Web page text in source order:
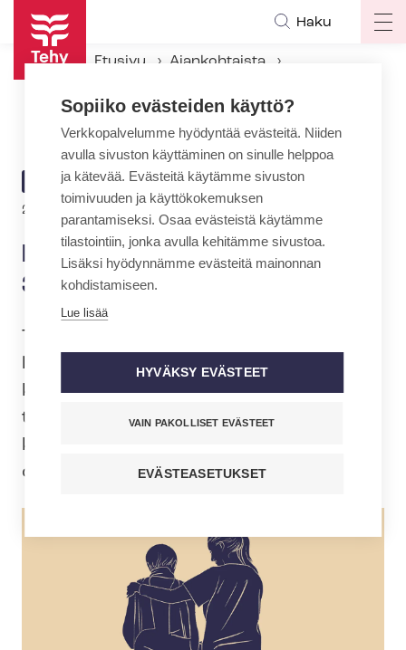
Hyppää
pääsisältöön
Haku
Etusivu
Ajankohtaista
Lä­hi­hoi­ta­ja­kou­lu­tus täyttää 30 vuotta
ARTIKKELIN
KATEGORIA
AJANKOHTAISTA
27.1.2022 | 5:52
Lä­hi­hoi­ta­ja­kou­lu­tus täyttää
30 vuotta
Tänään vietetään kansallista
lähihoitajapäivää. Tänä vuonna tulee
kuluneeksi 30 vuotta lä­hi­hoi­ta­ja­kou­lu­
tuk­sen alkamisesta. Lämpimästi onnea
kaikille lähihoitajille ja lähihoitajaksi
opiskeleville!
Sopiiko evästeiden käyttö?
Verkkopalvelumme hyödyntää evästeitä. Niiden
avulla sivuston käyttäminen on sinulle helppoa
ja kätevää. Evästeitä käytämme sivuston
toimivuuden ja käyttökokemuksen
parantamiseksi. Osaa evästeistä käytämme
tilastointiin, jonka avulla kehitämme sivustoa.
Lisäksi hyödynnämme evästeitä mainonnan
kohdistamiseen.
Lue lisää
HYVÄKSY EVÄSTEET
VAIN PAKOLLISET EVÄSTEET
EVÄSTEASETUKSET